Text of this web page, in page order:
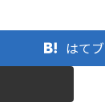
はてブ